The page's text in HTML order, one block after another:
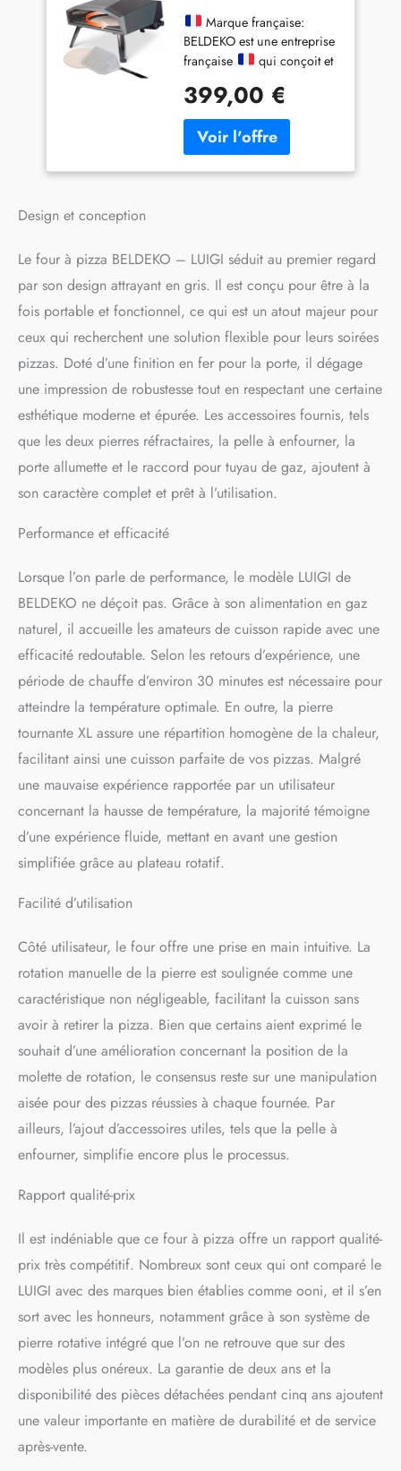
Marque Française
Marque française:
BELDEKO est une entreprise
française
qui conçoit et
soin. Tous les contacts et
services après-vente sont
gérés en direct depuis la
France, pour une réactivité
et une confiance totales.
manuelle de la pierre pour
une cuisson uniforme sans
avoir à manipuler la pizza.
Montée rapide en
température (~400 °C en 15-
20 minutes) : permet une
cuisson ultra rapide, digne
des pizzas professionnelles.
Livré avec 2 pierres
réfractaires + pelle à
enfourner : prêt à l’emploi
pour vos soirées pizzas à la
maison.
Puissance 7
500 W à gaz (butane ou
jardin.
Corps acier
thermolaqué haute
température + pieds
rétractables : design robuste
et utilisable aussi bien en
extérieur que sur plan de
travail.
Format compact
et transportable (55 × 70 ×
36 cm - pieds ouverts) :
idéal pour installation rapide
et facile.
Sécurité
incluse : thermocouple
d’arrêt automatique en cas
d’extinction de flamme :
sérénité assurée pendant la
cuisson.
amis.
399,00 €
Design et conception
Le four à pizza BELDEKO – LUIGI séduit au premier regard
par son design attrayant en gris. Il est conçu pour être à la
fois portable et fonctionnel, ce qui est un atout majeur pour
ceux qui recherchent une solution flexible pour leurs soirées
pizzas. Doté d’une finition en fer pour la porte, il dégage
une impression de robustesse tout en respectant une certaine
esthétique moderne et épurée. Les accessoires fournis, tels
que les deux pierres réfractaires, la pelle à enfourner, la
porte allumette et le raccord pour tuyau de gaz, ajoutent à
son caractère complet et prêt à l’utilisation.
Performance et efficacité
Lorsque l’on parle de performance, le modèle LUIGI de
BELDEKO ne déçoit pas. Grâce à son alimentation en gaz
naturel, il accueille les amateurs de cuisson rapide avec une
efficacité redoutable. Selon les retours d’expérience, une
période de chauffe d’environ 30 minutes est nécessaire pour
atteindre la température optimale. En outre, la pierre
tournante XL assure une répartition homogène de la chaleur,
facilitant ainsi une cuisson parfaite de vos pizzas. Malgré
une mauvaise expérience rapportée par un utilisateur
concernant la hausse de température, la majorité témoigne
d’une expérience fluide, mettant en avant une gestion
simplifiée grâce au plateau rotatif.
Facilité d’utilisation
Côté utilisateur, le four offre une prise en main intuitive. La
rotation manuelle de la pierre est soulignée comme une
caractéristique non négligeable, facilitant la cuisson sans
avoir à retirer la pizza. Bien que certains aient exprimé le
souhait d’une amélioration concernant la position de la
molette de rotation, le consensus reste sur une manipulation
aisée pour des pizzas réussies à chaque fournée. Par
ailleurs, l’ajout d’accessoires utiles, tels que la pelle à
enfourner, simplifie encore plus le processus.
Rapport qualité-prix
Il est indéniable que ce four à pizza offre un rapport qualité-
prix très compétitif. Nombreux sont ceux qui ont comparé le
LUIGI avec des marques bien établies comme ooni, et il s’en
sort avec les honneurs, notamment grâce à son système de
pierre rotative intégré que l’on ne retrouve que sur des
modèles plus onéreux. La garantie de deux ans et la
disponibilité des pièces détachées pendant cinq ans ajoutent
une valeur importante en matière de durabilité et de service
après-vente.